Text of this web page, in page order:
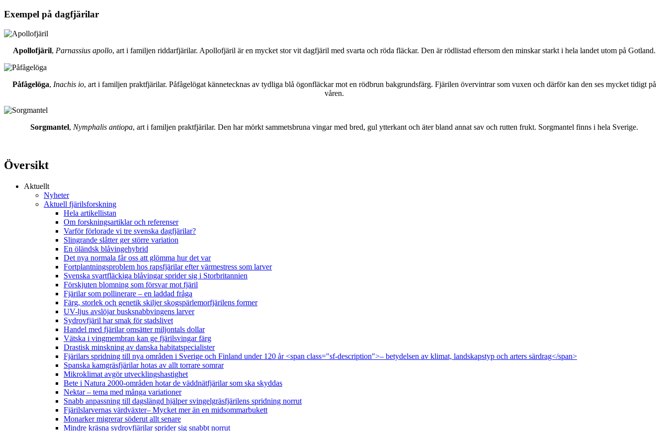
Exempel på dagfjärilar
Apollofjäril, Parnassius apollo, art i familjen riddarfjärilar. Apollofjäril är en mycket stor vit dagfjäril med svarta och röda fläckar. Den är rödlistad eftersom den minskar starkt i hela landet utom på Gotland.
Påfågelöga, Inachis io, art i familjen praktfjärilar. Påfågelögat kännetecknas av tydliga blå ögonfläckar mot en rödbrun bakgrundsfärg. Fjärilen övervintrar som vuxen och därför kan den ses mycket tidigt på
våren.
Sorgmantel, Nymphalis antiopa, art i familjen praktfjärilar. Den har mörkt sammetsbruna vingar med bred, gul ytterkant och äter bland annat sav och rutten frukt. Sorgmantel finns i hela Sverige.
Översikt
Aktuellt
Nyheter
Aktuell fjärilsforskning
Hela artikellistan
Om forskningsartiklar och referenser
Varför förlorade vi tre svenska dagfjärilar?
Slingrande slåtter ger större variation
En öländsk blåvingehybrid
Det nya normala får oss att glömma hur det var
Fortplantningsproblem hos rapsfjärilar efter värmestress som larver
Svenska svartfläckiga blåvingar sprider sig i Storbritannien
Förskjuten blomning som försvar mot fjäril
Fjärilar som pollinerare – en laddad fråga
Färg, storlek och genetik skiljer skogspärlemorfjärilens former
UV-ljus avslöjar busksnabbvingens larver
Sydrovfjäril har smak för stadslivet
Handel med fjärilar omsätter miljontals dollar
Vätska i vingmembran kan ge fjärilsvingar färg
Drastisk minskning av danska habitatspecialister
Fjärilars spridning till nya områden i Sverige och Finland under 120 år <span class="sf-description">– betydelsen av klimat, landskapstyp och arters särdrag</span>
Spanska kamgräsfjärilar hotas av allt torrare somrar
Mikroklimat avgör utvecklingshastighet
Bete i Natura 2000-områden hotar de väddnätfjärilar som ska skyddas
Nektar – tema med många variationer
Snabb anpassning till dagslängd hjälper svingelgräsfjärilens spridning norrut
Fjärilslarvernas värdväxter– Mycket mer än en midsommarbukett
Monarker migrerar söderut allt senare
Mindre kräsna sydrovfjärilar sprider sig snabbt norrut